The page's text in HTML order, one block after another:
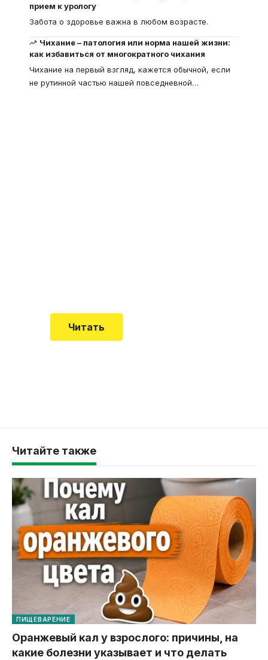
прием к урологу
Забота о здоровье важна в любом возрасте.
Чихание – патология или норма нашей жизни:
как избавиться от многократного чихания
Чихание на первый взгляд, кажется обычной, если
не рутинной частью нашей повседневной…
Читать
Читайте также
ПИЩЕВАРЕНИЕ
Оранжевый кал у взрослого: причины, на
какие болезни указывает и что делать